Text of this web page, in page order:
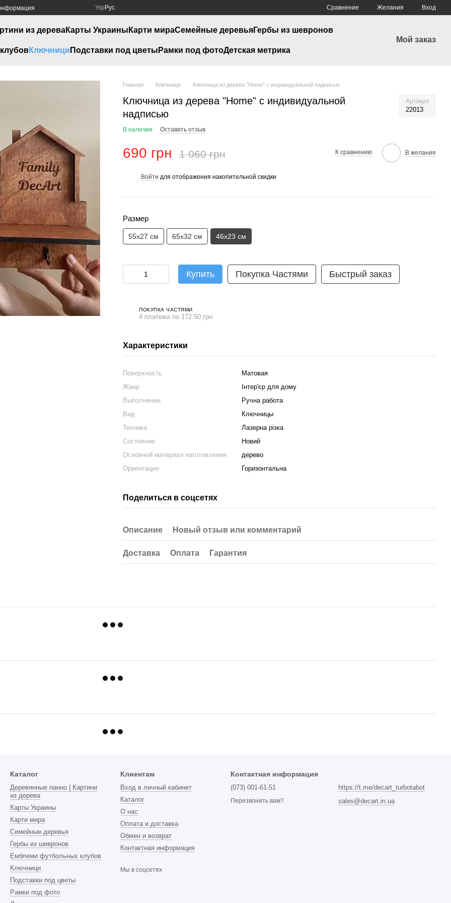
Укр Рус Сравнение Желания Вход
из дереваКарты Украины Карти мираСемейные деревьяГербы из шевронов
Ключници Подставки под цветы Рамки под фотоДетская метрика
Мой заказ
Главная Ключници Ключница из дерева "Home" с индивидуальной надписью
Ключница из дерева "Home" с индивидуальной
надписью
Артикул
22013
В наличии Оставить отзыв
690 грн 1 060 грн К сравнению В желания
Войти для отображения накопительной скидки
Размер
55х27 см 65х32 см 46х23 см
Купить Покупка Частями Быстрый заказ
ПОКУПКА ЧАСТЯМИ
4 платежа по 172.50 грн
Характеристики
Поверхность
Матовая
Жанр
Інтер'єр для дому
Выполнение
Ручна работа
Вид
Ключницы
Техника
Лазерна різка
Состояние
Новий
Основной материал изготовления
дерево
Ориентация
Горизонтальна
Поделиться в соцсетях
Описание Новый отзыв или комментарий
Доставка Оплата Гарантия
Каталог
Деревянные панно | Картини
из дерева
Карты Украины
Карти мира
Семейные деревья
Гербы из шевронов
Емблеми футбольных клубов
Ключници
Подставки под цветы
Рамки под фото
Клиентам
Вход в личный кабинет
Каталог
О нас
Оплата и доставка
Обмен и возврат
Контактная информация
Мы в соцсетях
Контактная информация
(073) 001-61-51
Перезвонить вам?
https://t.me/decart_turbotabot
sales@decart.in.ua